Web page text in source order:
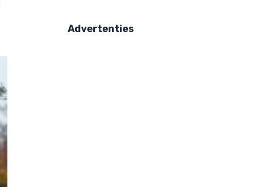
Advertenties